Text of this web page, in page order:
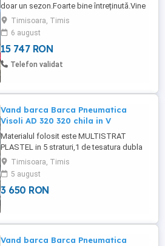
doar un sezon.Foarte bine întreținută.Vine
cu tot cu husă și greutăți originale. Pentru
mai multe detalii vă rog sunați la .
Timisoara, Timis
6 august
15 747 RON
Telefon validat
Vand barca Barca Pneumatica
Visoli AD 320 320 chila in V
Materialul folosit este MULTISTRAT
PLASTEL in 5 straturi,1 de tesatura dubla
si 4 de polyvinylchlorid. grosime material
0,9mm-1100Decitex Materialul este
rezistent la razele
ultraviolete,combustibili,uleiuri,apa
Detalii ...
Timisoara, Timis
5 august
3 650 RON
Vand barca Barca Pneumatica